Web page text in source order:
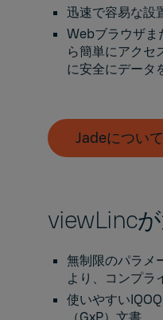
迅速で容易な設
Webブラウザま
ら簡単にアクセ
に安全にデータ
Jadeについ
viewLinc
無制限のパラメ
より、コンプラ
使いやすい